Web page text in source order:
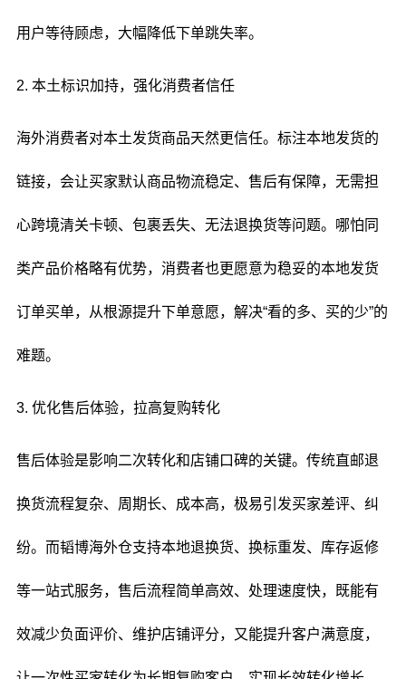
用户等待顾虑，大幅降低下单跳失率。
2. 本土标识加持，强化消费者信任
海外消费者对本土发货商品天然更信任。标注本地发货的
链接，会让买家默认商品物流稳定、售后有保障，无需担
心跨境清关卡顿、包裹丢失、无法退换货等问题。哪怕同
类产品价格略有优势，消费者也更愿意为稳妥的本地发货
订单买单，从根源提升下单意愿，解决“看的多、买的少”的
难题。
3. 优化售后体验，拉高复购转化
售后体验是影响二次转化和店铺口碑的关键。传统直邮退
换货流程复杂、周期长、成本高，极易引发买家差评、纠
纷。而韬博海外仓支持本地退换货、换标重发、库存返修
等一站式服务，售后流程简单高效、处理速度快，既能有
效减少负面评价、维护店铺评分，又能提升客户满意度，